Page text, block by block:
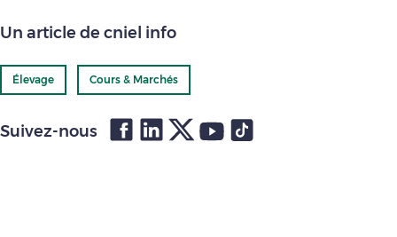
Un article de cniel info
Élevage Cours & Marchés
Suivez-nous